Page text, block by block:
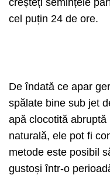
cel puțin 24 de ore.
De îndată ce apar
spălate bine sub jet
apă clocotită
naturală, ele pot fi
metode este posibil
gustoși într-o